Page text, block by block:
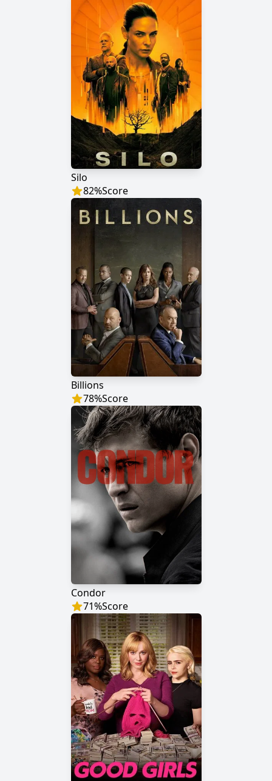
Silo
82%Score
Billions
78%Score
Condor
71%Score